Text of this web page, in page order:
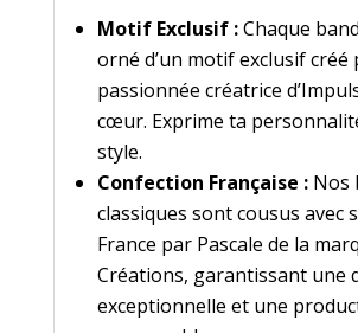
Motif Exclusif :Chaque
orné d’un motif exclusif créé
passionnée créatrice
cœur. Exprime ta
style.
Confection Française :Nos
classiques sont cousus avec
France par Pascale de la
Créations, garantissant une
exceptionnelle et une